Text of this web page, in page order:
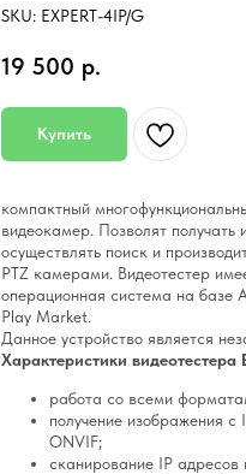
SKU: EXPERT-4IP/G
19 500 р.
Купить
компактный
видеокамер. Позволят получать
осуществлять поиск и
PTZ камерами. Видеотестер
операционная система на базе
Play Market.
Данное устройство является
Характеристики видеотестера
работа со всеми
получение изображения
ONVIF;
сканирование IP адресов